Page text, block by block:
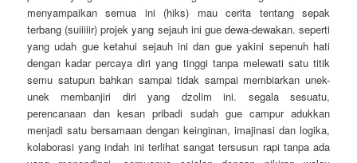
menyampaikan semua ini (hiks) mau cerita tentang sepak
terbang (suiiiiir) projek yang sejauh ini gue dewa-dewakan. seperti
yang udah gue ketahui sejauh ini dan gue yakini sepenuh hati
dengan kadar percaya diri yang tinggi tanpa melewati satu titik
semu satupun bahkan sampai tidak sampai membiarkan unek-
unek membanjiri diri yang dzolim ini. segala sesuatu,
perencanaan dan kesan pribadi sudah gue campur adukkan
menjadi satu bersamaan dengan keinginan, imajinasi dan logika,
kolaborasi yang indah ini terlihat sangat tersusun rapi tanpa ada